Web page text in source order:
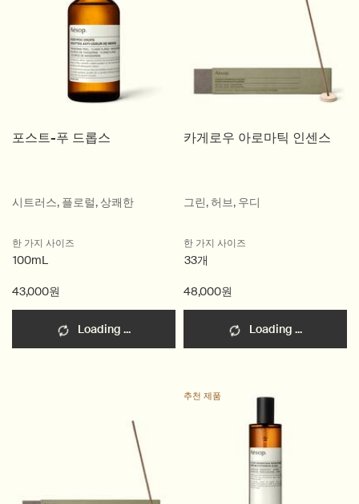
포스트-푸 드롭스
시트러스, 플로럴, 상쾌한
한 가지 사이즈
100mL
43,000원
Loading ...
카게로우 아로마틱 인센스
그린, 허브, 우디
한 가지 사이즈
33개
48,000원
Loading ...
추천 제품